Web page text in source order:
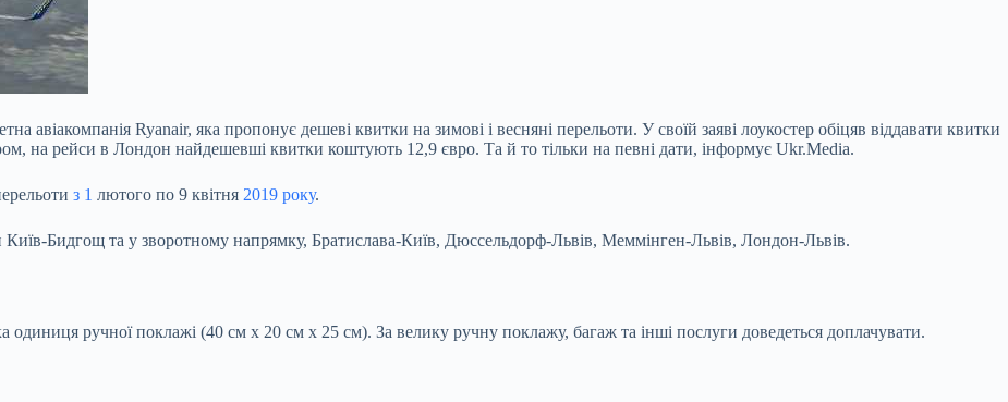
авіакомпанія Ryanair, яка пропонує дешеві квитки на зимові і весняні перельоти. У своїй заяві лоукостер обіцяв віддавати квитки
на рейси в Лондон найдешевші квитки коштують 12,9 євро. Та й то тільки на певні дати, інформує Ukr.Media.
з 1 лютого по 9 квітня 2019 року.
Бидгощ та у зворотному напрямку, Братислава-Київ, Дюссельдорф-Львів, Меммінген-Львів, Лондон-Львів.
одиниця ручної поклажі (40 см х 20 см х 25 см). За велику ручну поклажу, багаж та інші послуги доведеться доплачувати.